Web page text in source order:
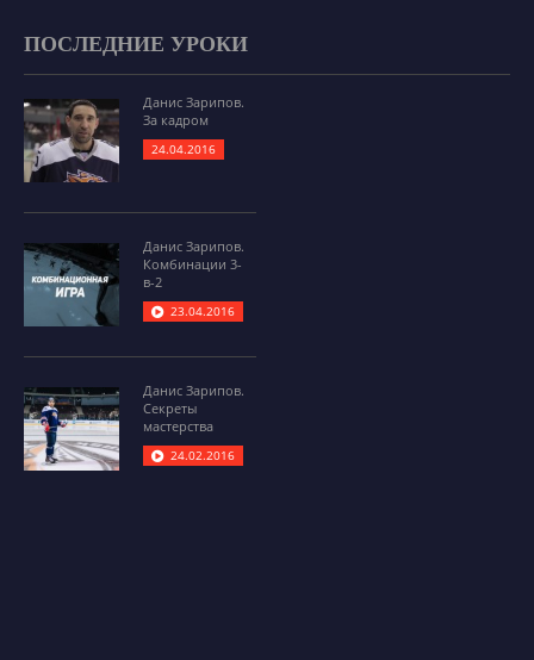
ПОСЛЕДНИЕ УРОКИ
Данис Зарипов.
За кадром
24.04.2016
Данис Зарипов.
Комбинации 3-
в-2
23.04.2016
Данис Зарипов.
Секреты
мастерства
24.02.2016